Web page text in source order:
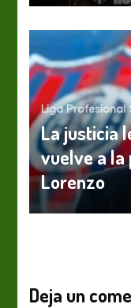
Liga Profesional
La justicia
vuelve a la
Lorenzo
Deja un